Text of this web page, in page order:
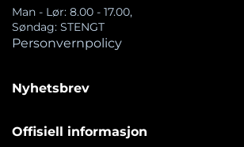
Man - Lør: 8.00 - 17.00,
Søndag: STENGT
Personvernpolicy
Nyhetsbrev
Offisiell informasjon